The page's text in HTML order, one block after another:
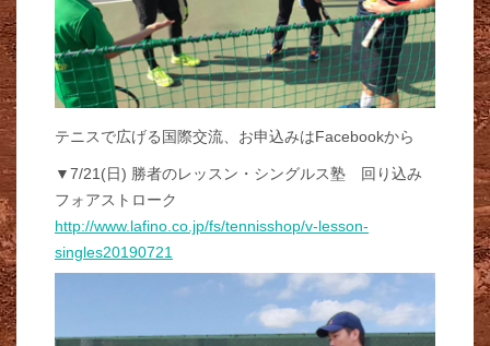
テニスで広げる国際交流、お申込みはFacebookから
▼7/21(日) 勝者のレッスン・シングルス塾 回り込み
フォアストローク
http://www.lafino.co.jp/fs/tennisshop/v-lesson-
singles20190721